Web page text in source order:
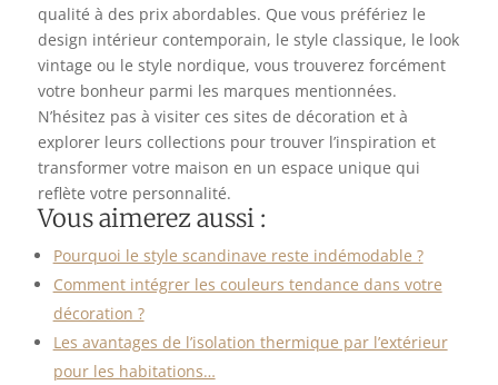
qualité à des prix abordables. Que vous préfériez le
design intérieur contemporain, le style classique, le look
vintage ou le style nordique, vous trouverez forcément
votre bonheur parmi les marques mentionnées.
N’hésitez pas à visiter ces sites de décoration et à
explorer leurs collections pour trouver l’inspiration et
transformer votre maison en un espace unique qui
reflète votre personnalité.
Vous aimerez aussi :
Pourquoi le style scandinave reste indémodable ?
Comment intégrer les couleurs tendance dans votre
décoration ?
Les avantages de l’isolation thermique par l’extérieur
pour les habitations…